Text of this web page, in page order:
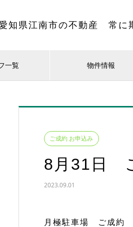
知県江南市の不動産 常に
一覧 物件情報
ご成約 お申込み
8月31日
2023.09.01
月極駐車場 ご成約